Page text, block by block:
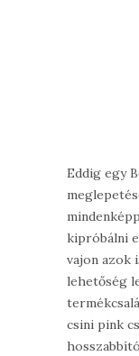
Eddig egy
kipróbálni
vajon azok
lehetőség
csini pink